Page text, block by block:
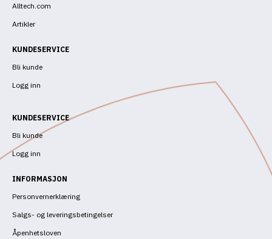
Alltech.com
Artikler
KUNDESERVICE
Bli kunde
Logg inn
KUNDESERVICE
Bli kunde
Logg inn
INFORMASJON
Personvernerklæring
Salgs- og leveringsbetingelser
Åpenhetsloven